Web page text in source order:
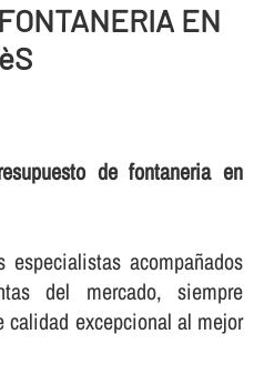
EN
de fontaneria en
especialistas acompañados
del mercado, siempre
excepcional al mejor